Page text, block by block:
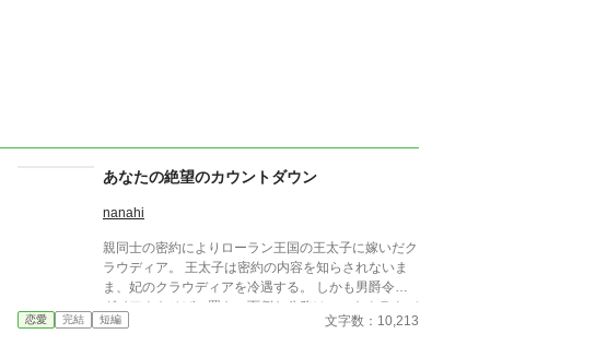
あなたの絶望のカウントダウン
nanahi
親同士の密約によりローラン王国の王太子に嫁いだク
ラウディア。 王太子は密約の内容を知らされないま
ま、妃のクラウディアを冷遇する。 しかも男爵令嬢
ダイアナをそばに置き、面倒な公務はいつもクラウデ
ィアに押しつけていた。 ついにダイアナにそそのか
恋愛 完結 短編 文字数：10,213